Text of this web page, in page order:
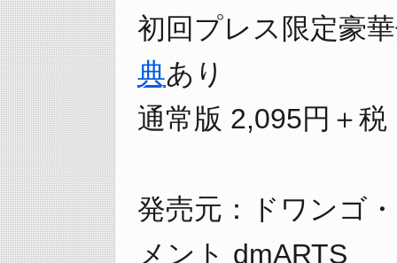
初回プレス限定豪
典あり
通常版 2,095円＋税
発売元：ドワンゴ
メント dmARTS